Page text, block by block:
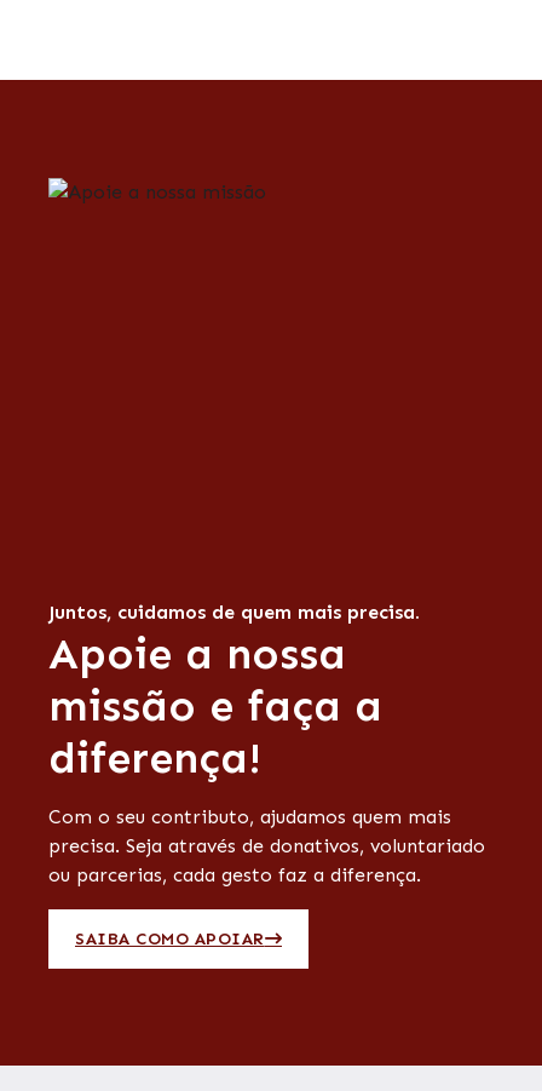
Apoie a nossa
missão e faça a
diferença!
Com o seu contributo, ajudamos quem mais
precisa. Seja através de donativos, voluntariado
ou parcerias, cada gesto faz a diferença.
SAIBA COMO APOIAR
Juntos, cuidamos de quem mais precisa.